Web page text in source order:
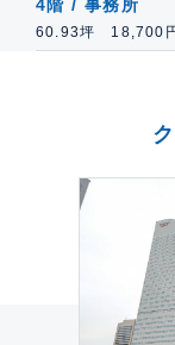
4階 / 事務所
60.93坪 18,700